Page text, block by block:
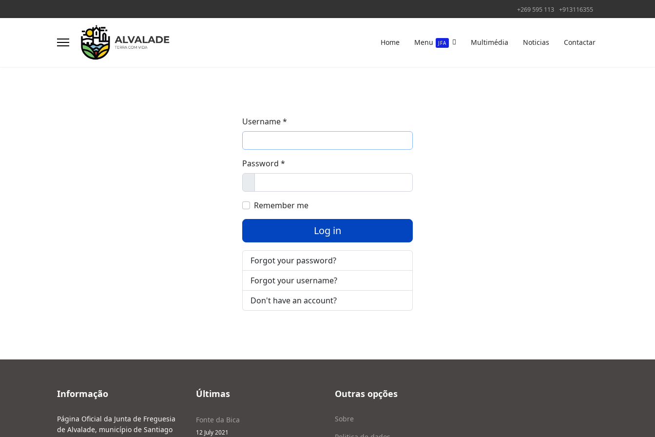
+269 595 113 +913116355
Home Menu JFA Multimédia Noticias Contactar
Username*
Password *
Remember me
Log in
Forgot your password?
Forgot your username?
Don't have an account?
Informação
Página Oficial da Junta de Freguesia
de Alvalade, município de Santiago
Últimas
Fonte da Bica
12 July 2021
Outras opções
Sobre